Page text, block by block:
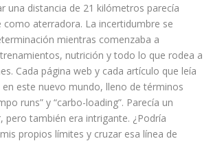
una distancia de 21 kilómetros parecía
aterradora. La incertidumbre se
mientras comenzaba a
nutrición y todo lo que rodea a
Cada página web y cada artículo que leía
este nuevo mundo, lleno de términos
runs” y “carbo-loading”. Parecía un
pero también era intrigante. ¿Podría
propios límites y cruzar esa línea de